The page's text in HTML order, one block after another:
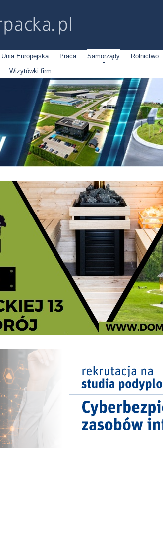
Unia Europejska Praca Samorządy Rolnictwo
Wizytówki firm